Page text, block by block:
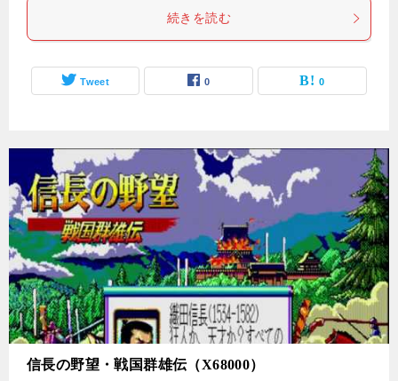
続きを読む
Tweet 0 0
信長の野望・戦国群雄伝（X68000）